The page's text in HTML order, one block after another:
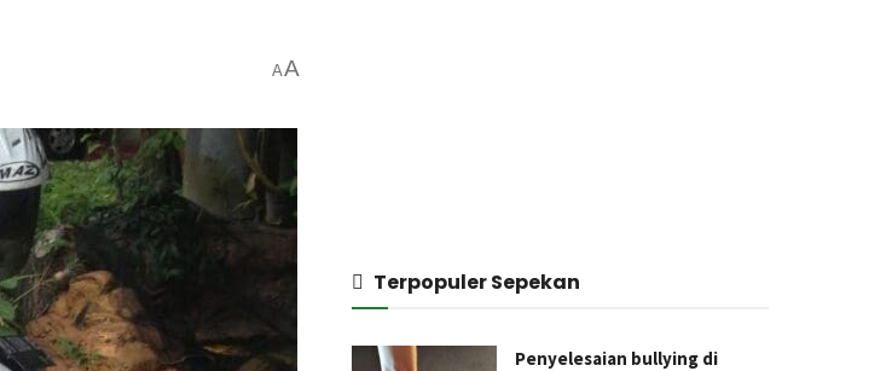
AA
Terpopuler Sepekan
Penyelesaian bullying di